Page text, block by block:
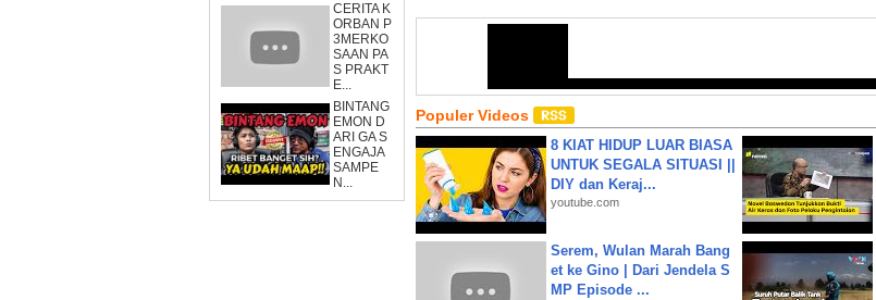
CERITA K
ORBAN P
3MERKO
SAAN PA
S PRAKT
E...
BINTANG
EMON D
ARI GA S
ENGAJA
SAMPE
N...
Populer Videos
8 KIAT HIDUP LUAR BIASA
UNTUK SEGALA SITUASI ||
DIY dan Keraj...
youtube.com
Serem, Wulan Marah Bang
et ke Gino | Dari Jendela S
MP Episode ...